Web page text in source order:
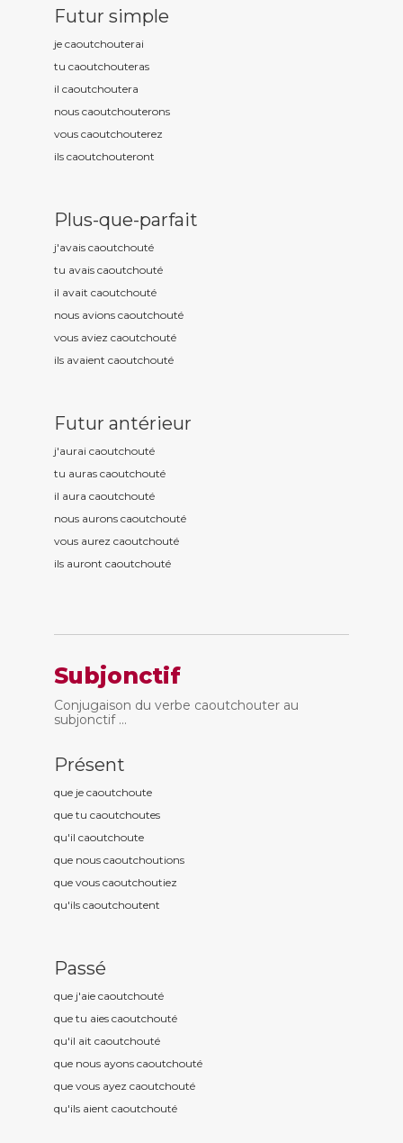
Futur simple
je caoutchouterai
tu caoutchouteras
il caoutchoutera
nous caoutchouterons
vous caoutchouterez
ils caoutchouteront
Plus-que-parfait
j'avais caoutchouté
tu avais caoutchouté
il avait caoutchouté
nous avions caoutchouté
vous aviez caoutchouté
ils avaient caoutchouté
Futur antérieur
j'aurai caoutchouté
tu auras caoutchouté
il aura caoutchouté
nous aurons caoutchouté
vous aurez caoutchouté
ils auront caoutchouté
Subjonctif
Conjugaison du verbe caoutchouter au
subjonctif ...
Présent
que je caoutchoute
que tu caoutchoutes
qu'il caoutchoute
que nous caoutchoutions
que vous caoutchoutiez
qu'ils caoutchoutent
Passé
que j'aie caoutchouté
que tu aies caoutchouté
qu'il ait caoutchouté
que nous ayons caoutchouté
que vous ayez caoutchouté
qu'ils aient caoutchouté